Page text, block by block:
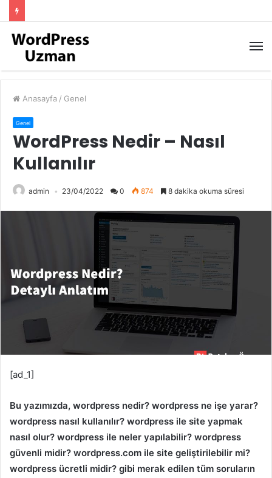
Anasayfa / Genel
Genel
WordPress Nedir – Nasıl
Kullanılır
admin 23/04/2022 0 874 8 dakika okuma süresi
[ad_1]
Bu yazımızda, wordpress nedir? wordpress ne işe yarar?
wordpress nasıl kullanılır? wordpress ile site yapmak
nasıl olur? wordpress ile neler yapılabilir? wordpress
güvenli midir? wordpress.com ile site geliştirilebilir mi?
wordpress ücretli midir? gibi merak edilen tüm soruların